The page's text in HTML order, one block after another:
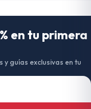
en tu primera
guías exclusivas en tu